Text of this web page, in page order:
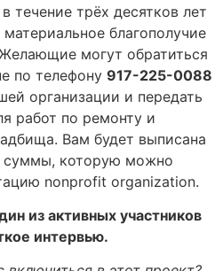
течение трёх десятков лет
благополучие
могут обратиться
по телефону 917-225-0088
организации и передать
работ по ремонту и
Вам будет выписана
суммы, которую можно
nonprofit organization.
из активных участников
интервью.